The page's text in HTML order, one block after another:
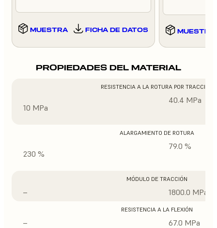
MUESTRA FICHA DE DATOS MUESTRA
PROPIEDADES DEL MATERIAL
RESISTENCIA A LA ROTURA POR TRACCIÓN
10 MPa
40.4 MPa
ALARGAMIENTO DE ROTURA
230 %
79.0 %
MÓDULO DE TRACCIÓN
– 1800.0 MPa
RESISTENCIA A LA FLEXIÓN
– 67.0 MPa